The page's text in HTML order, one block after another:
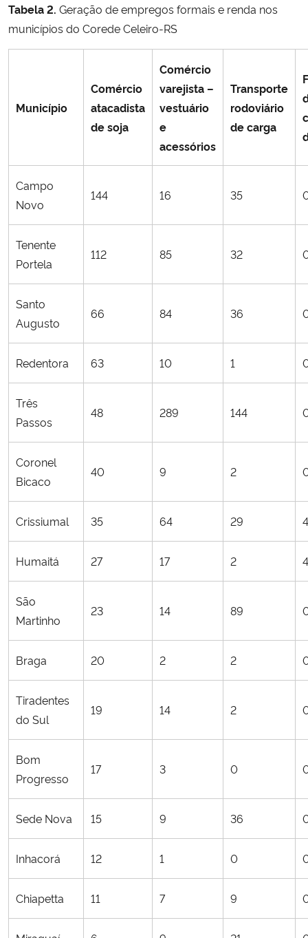
Tabela 2. Geração de empregos formais e renda nos
municípios do Corede Celeiro-RS
Município
Comércio
atacadista
de soja
Comércio
varejista –
vestuário
e
acessórios
Transporte
rodoviário
de carga
Campo
Novo
144 16 35
Tenente
Portela
112 85 32
Santo
Augusto
66 84 36
Redentora 63 10 1
Três
Passos
48 289 144
Coronel
Bicaco
40 9 2
Crissiumal 35 64 29
Humaitá 27 17 2
São
Martinho
23 14 89
Braga 20 2 2
Tiradentes
do Sul
19 14 2
Bom
Progresso
17 3 0
Sede Nova 15 9 36
Inhacorá 12 1 0
Chiapetta 11 7 9